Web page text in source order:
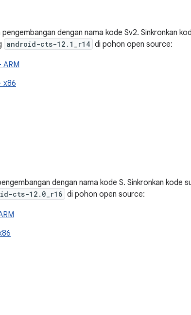
dengan nama kode Sv2. Sinkronkan
android-cts-12.1_r14 di pohon open source:
ARM
x86
dengan nama kode S. Sinkronkan kode
cts-12.0_r16 di pohon open source: